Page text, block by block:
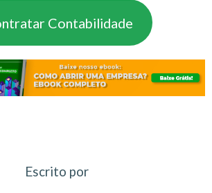
Contabilidade
Escrito por